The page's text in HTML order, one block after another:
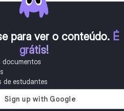
para ver o conteúdo. É
grátis!
documentos
de estudantes